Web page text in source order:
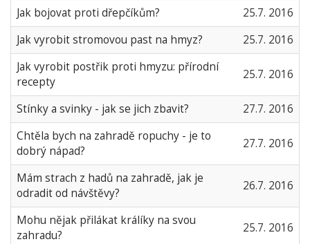
Jak bojovat proti dřepčíkům?
25.7. 2016
Jak vyrobit stromovou past na hmyz?
25.7. 2016
Jak vyrobit postřik proti hmyzu: přírodní
recepty
25.7. 2016
Stínky a svinky - jak se jich zbavit?
27.7. 2016
Chtěla bych na zahradě ropuchy - je to
dobrý nápad?
27.7. 2016
Mám strach z hadů na zahradě, jak je
odradit od návštěvy?
26.7. 2016
Mohu nějak přilákat králíky na svou
zahradu?
25.7. 2016